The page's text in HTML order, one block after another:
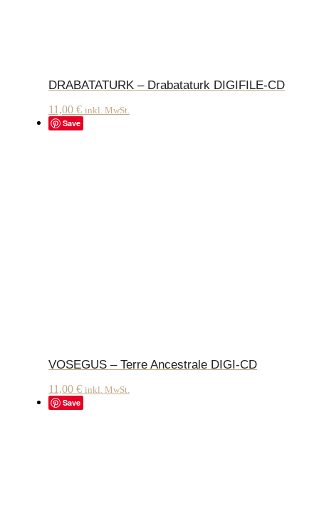
DRABATATURK – Drabataturk DIGIFILE-CD
11,00 € inkl. MwSt.
Save
VOSEGUS – Terre Ancestrale DIGI-CD
11,00 € inkl. MwSt.
Save